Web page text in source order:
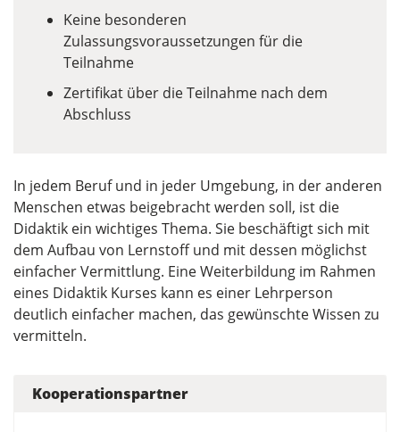
Keine besonderen
Zulassungsvoraussetzungen für die
Teilnahme
Zertifikat über die Teilnahme nach dem
Abschluss
In jedem Beruf und in jeder Umgebung, in der anderen
Menschen etwas beigebracht werden soll, ist die
Didaktik ein wichtiges Thema. Sie beschäftigt sich mit
dem Aufbau von Lernstoff und mit dessen möglichst
einfacher Vermittlung. Eine Weiterbildung im Rahmen
eines Didaktik Kurses kann es einer Lehrperson
deutlich einfacher machen, das gewünschte Wissen zu
vermitteln.
Kooperationspartner